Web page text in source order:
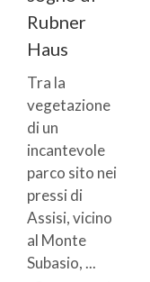
Rubner
Haus
Tra la
vegetazione
di un
incantevole
parco sito nei
pressi di
Assisi, vicino
al Monte
Subasio, ...